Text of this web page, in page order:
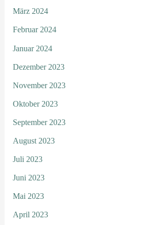
März 2024
Februar 2024
Januar 2024
Dezember 2023
November 2023
Oktober 2023
September 2023
August 2023
Juli 2023
Juni 2023
Mai 2023
April 2023